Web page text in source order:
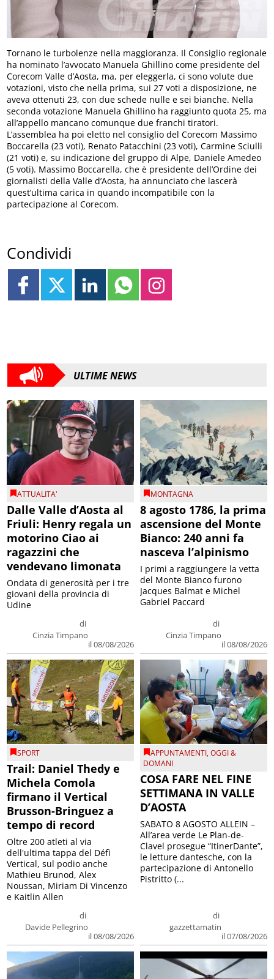
Tornano le turbolenze nella maggioranza. Il Consiglio regionale
ha nominato l’avvocato Manuela Ghillino come presidente del
Corecom Valle d’Aosta, ma, per eleggerla, ci sono volute due
votazioni, visto che nella prima, sui 27 voti a disposizione, ne
aveva ottenuti 23, con due schede nulle e sei bianche. Nella
seconda votazione Manuela Ghillino ha raggiunto quota 25, ma
all’appello mancano comunque due franchi tiratori.
L’assemblea ha poi eletto nel consiglio del Corecom Massimo
Boccarella (23 voti), Renato Patacchini (23 voti), Carmine Sciulli
(21 voti) e, su indicazione del gruppo di Alpe, Daniele Amedeo
(5 voti). Massimo Boccarella, che è presidente dell’Ordine dei
giornalisti della Valle d’Aosta, ha annunciato che lascerà
quest’ultima carica in quando incompatibile con la
partecipazione al Corecom.
Condividi
ULTIME NEWS
ATTUALITA'
Dalle Valle d’Aosta al
Friuli: Henry regala un
motorino Ciao ai
ragazzini che
vendevano limonata
di
Cinzia Timpano
il 08/08/2026
Ondata di generosità per i tre
giovani della provincia di
Udine
MONTAGNA
8 agosto 1786, la prima
ascensione del Monte
Bianco: 240 anni fa
nasceva l’alpinismo
di
Cinzia Timpano
il 08/08/2026
I primi a raggiungere la vetta
del Monte Bianco furono
Jacques Balmat e Michel
Gabriel Paccard
SPORT
Trail: Daniel Thedy e
Michela Comola
firmano il Vertical
Brusson-Bringuez a
tempo di record
di
Davide Pellegrino
il 08/08/2026
Oltre 200 atleti al via
dell'ultima tappa del Défì
Vertical, sul podio anche
Mathieu Brunod, Alex
Noussan, Miriam Di Vincenzo
e Kaitlin Allen
APPUNTAMENTI,OGGI &
DOMANI
COSA FARE NEL FINE
SETTIMANA IN VALLE
D’AOSTA
di
gazzettamatin
il 07/08/2026
SABATO 8 AGOSTO ALLEIN –
All’area verde Le Plan-de-
Clavel prosegue “ItinerDante”,
le letture dantesche, con la
partecipazione di Antonello
Pistritto (...